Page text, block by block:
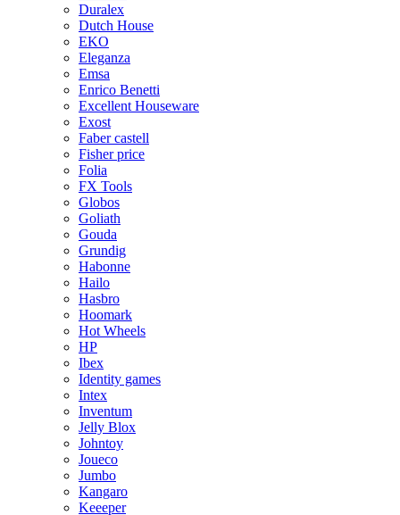
Duralex
Dutch House
EKO
Eleganza
Emsa
Enrico Benetti
Excellent Houseware
Exost
Faber castell
Fisher price
Folia
FX Tools
Globos
Goliath
Gouda
Grundig
Habonne
Hailo
Hasbro
Hoomark
Hot Wheels
HP
Ibex
Identity games
Intex
Inventum
Jelly Blox
Johntoy
Joueco
Jumbo
Kangaro
Keeeper